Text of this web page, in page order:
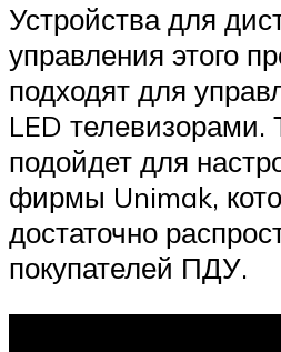
Устройства для
управления этого
подходят для
LED телевизорами.
подойдет для
фирмы Unimak,
достаточно
покупателей ПДУ.